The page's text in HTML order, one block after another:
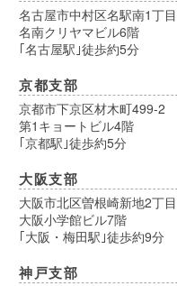
名古屋市中村区名駅南1丁
名南クリヤマビル6階
｢名古屋駅｣徒歩約5分
京都支部
京都市下京区材木町499-2
第1キョートビル4階
｢京都駅｣徒歩約5分
大阪支部
大阪市北区曽根崎新地2丁
大阪小学館ビル7階
｢大阪・梅田駅｣徒歩約9分
神戸支部